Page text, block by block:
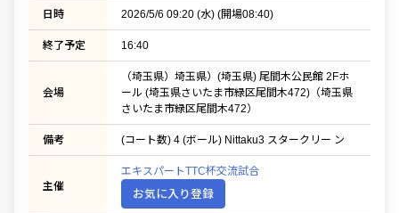
日時 2026/5/6 09:20 (水) (開場08:40)
終了予定 16:40
会場
（埼玉県）埼玉県）(埼玉県) 尾間木公民館 2Fホ
ール (埼玉県さいたま市緑区尾間木472)（埼玉県
さいたま市緑区尾間木472）
備考 (コート数) 4 (ボール) Nittaku3 スタークリー ン
主催
エキスパートTTC杯交流試合
お気に入り登録